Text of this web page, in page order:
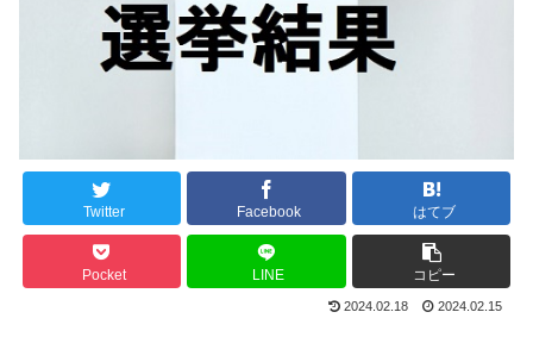
Twitter Facebook はてブ
Pocket LINE コピー
2024.02.18 2024.02.15